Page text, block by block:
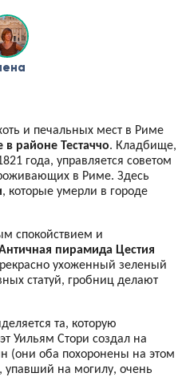
и печальных мест в Риме
районе Тестаччо. Кладбище,
года, управляется советом
в Риме. Здесь
, которые умерли в городе
спокойствием и
пирамида Цестия
ухоженный зеленый
статуй, гробниц делают
та, которую
Уильям Стори создал на
(они оба похоронены на этом
упавший на могилу, очень